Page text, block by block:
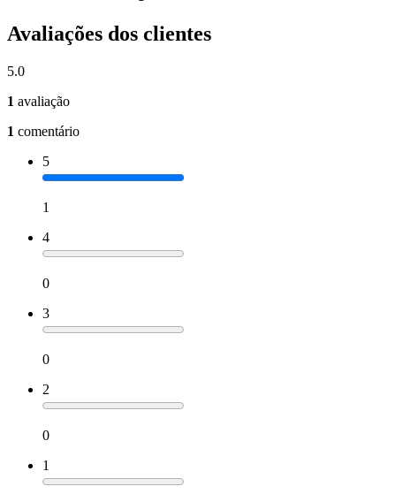
Avaliações dos clientes
5.0
1 avaliação
1 comentário
5
1
4
0
3
0
2
0
1